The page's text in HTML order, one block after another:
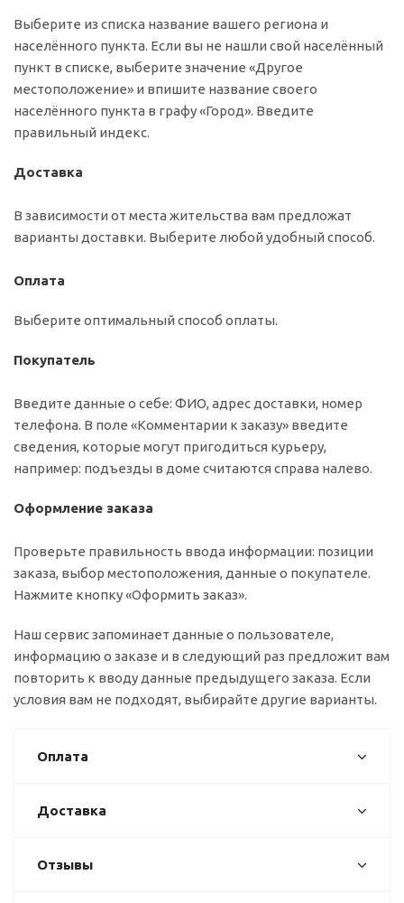
Выберите из списка название вашего региона и
населённого пункта. Если вы не нашли свой населённый
пункт в списке, выберите значение «Другое
местоположение» и впишите название своего
населённого пункта в графу «Город». Введите
правильный индекс.
Доставка
В зависимости от места жительства вам предложат
варианты доставки. Выберите любой удобный способ.
Оплата
Выберите оптимальный способ оплаты.
Покупатель
Введите данные о себе: ФИО, адрес доставки, номер
телефона. В поле «Комментарии к заказу» введите
сведения, которые могут пригодиться курьеру,
например: подъезды в доме считаются справа налево.
Оформление заказа
Проверьте правильность ввода информации: позиции
заказа, выбор местоположения, данные о покупателе.
Нажмите кнопку «Оформить заказ».
Наш сервис запоминает данные о пользователе,
информацию о заказе и в следующий раз предложит вам
повторить к вводу данные предыдущего заказа. Если
условия вам не подходят, выбирайте другие варианты.
Оплата
Доставка
Отзывы